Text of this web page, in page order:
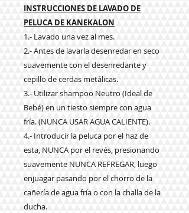
INSTRUCCIONES DE LAVADO DE
PELUCA DE KANEKALON
1.- Lavado una vez al mes.
2.- Antes de lavarla desenredar en seco
suavemente con el desenredante y
cepillo de cerdas metálicas.
3.- Utilizar shampoo Neutro (Ideal de
Bebé) en un tiesto siempre con agua
fría. (NUNCA USAR AGUA CALIENTE).
4.- Introducir la peluca por el haz de
esta, NUNCA por el revés, presionando
suavemente NUNCA REFREGAR, luego
enjuagar pasando por el chorro de la
cañería de agua fría o con la challa de la
ducha.